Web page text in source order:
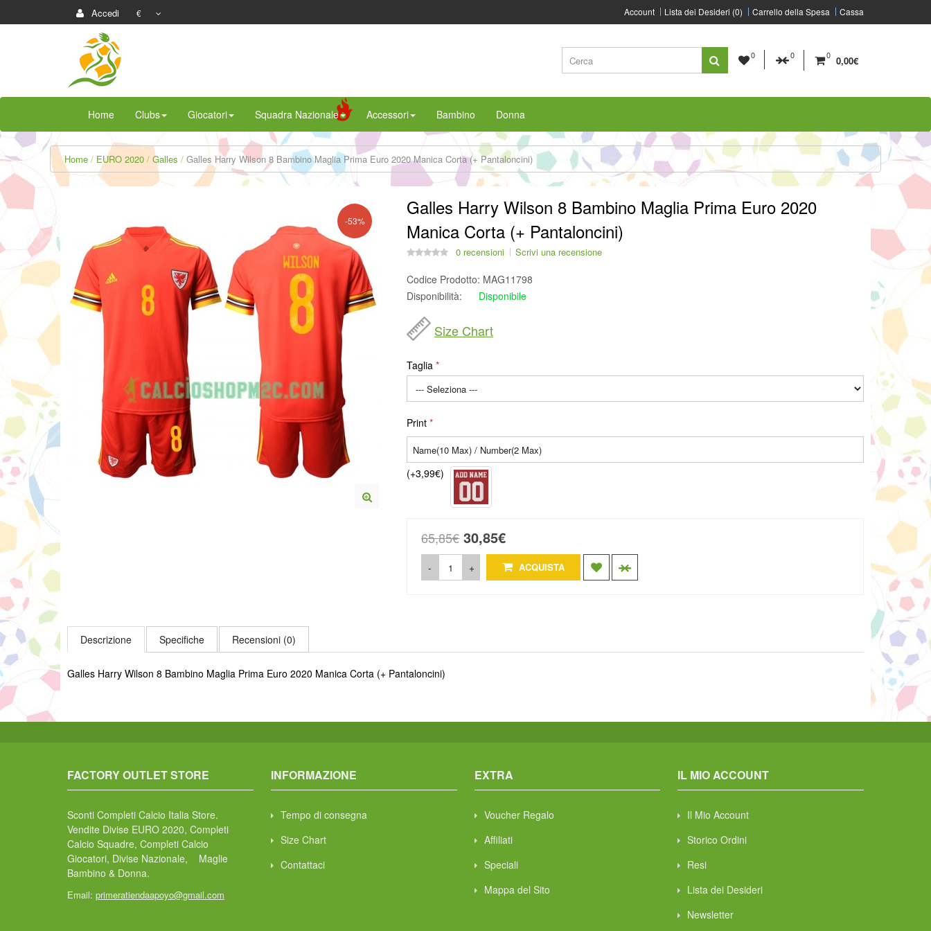
Accedi € Account Lista dei Desideri (0) Carrello della Spesa Cassa
0 0 0 0,00€
Home Clubs Giocatori Squadra Nazionale Accessori Bambino Donna
Home EURO 2020 Galles Galles Harry Wilson 8 Bambino Maglia Prima Euro 2020 Manica Corta (+ Pantaloncini)
-53%
Galles Harry Wilson 8 Bambino Maglia Prima Euro 2020
Manica Corta (+ Pantaloncini)
0 recensioni Scrivi una recensione
Codice Prodotto: MAG11798
Disponibilità:
Disponibile
Size Chart
Taglia
Print
(+3,99€)
65,85€ 30,85€
- + ACQUISTA
Descrizione Specifiche Recensioni (0)
Galles Harry Wilson 8 Bambino Maglia Prima Euro 2020 Manica Corta (+ Pantaloncini)
FACTORY OUTLET STORE
Sconti Completi Calcio Italia Store.
Vendite Divise EURO 2020, Completi
Calcio Squadre, Completi Calcio
Giocatori, Divise Nazionale, Maglie
Bambino & Donna.
Email: primeratiendaapoyo@gmail.com
INFORMAZIONE
Tempo di consegna
Size Chart
Contattaci
EXTRA
Voucher Regalo
Affiliati
Speciali
Mappa del Sito
IL MIO ACCOUNT
Il Mio Account
Storico Ordini
Resi
Lista dei Desideri
Newsletter